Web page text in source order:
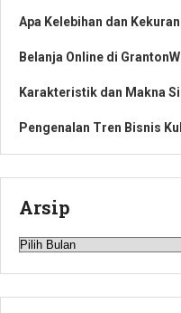
Apa Kelebihan dan
Belanja Online di
Karakteristik dan Makna
Pengenalan Tren Bisnis
Arsip
Arsip